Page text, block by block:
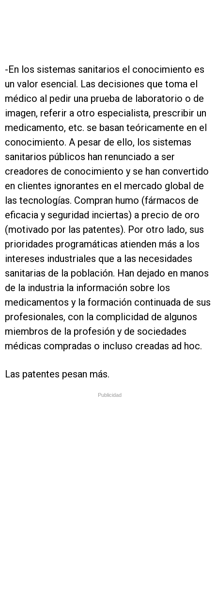
-En los sistemas sanitarios el conocimiento es
un valor esencial. Las decisiones que toma el
médico al pedir una prueba de laboratorio o de
imagen, referir a otro especialista, prescribir un
medicamento, etc. se basan teóricamente en el
conocimiento. A pesar de ello, los sistemas
sanitarios públicos han renunciado a ser
creadores de conocimiento y se han convertido
en clientes ignorantes en el mercado global de
las tecnologías. Compran humo (fármacos de
eficacia y seguridad inciertas) a precio de oro
(motivado por las patentes). Por otro lado, sus
prioridades programáticas atienden más a los
intereses industriales que a las necesidades
sanitarias de la población. Han dejado en manos
de la industria la información sobre los
medicamentos y la formación continuada de sus
profesionales, con la complicidad de algunos
miembros de la profesión y de sociedades
médicas compradas o incluso creadas ad hoc.
Las patentes pesan más.
Publicidad